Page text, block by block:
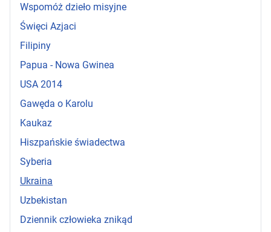
Wspomóż dzieło misyjne
Święci Azjaci
Filipiny
Papua - Nowa Gwinea
USA 2014
Gawęda o Karolu
Kaukaz
Hiszpańskie świadectwa
Syberia
Ukraina
Uzbekistan
Dziennik człowieka znikąd